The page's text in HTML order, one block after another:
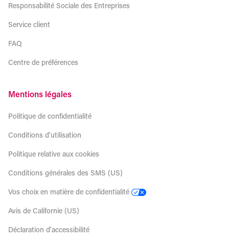
Responsabilité Sociale des Entreprises
Service client
FAQ
Centre de préférences
Mentions légales
Politique de confidentialité
Conditions d'utilisation
Politique relative aux cookies
Conditions générales des SMS (US)
Vos choix en matière de confidentialité
Avis de Californie (US)
Déclaration d'accessibilité